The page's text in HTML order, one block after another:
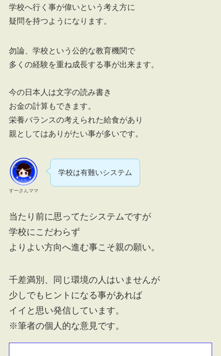
学校へ行く事が偉いという考え方に
疑問を持つようになります。
勿論、学校という公的な教育機関で
多くの経験を重ね成長する事が出来ます。
今の日本人は文字の読み書き
お金の計算もできます。
栄養バランスの考えられた給食があり
親としてはありがたい事が多いです。
すーさんママ
学校は有難いシステム
当たり前に思ってたシステムですが
学校にこだわらず
よりよい方向へ進む事こそ親の願い。
千差満別、同じ環境の人はいませんが
少しでもヒントになる事があれば
イイと思い発信しています。
※筆者の個人的な意見です。